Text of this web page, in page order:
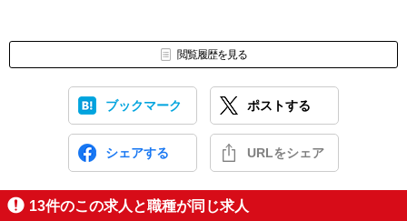
閲覧履歴を見る
ブックマーク ポストする
シェアする URLをシェア
13件のこの求人と職種が同じ求人